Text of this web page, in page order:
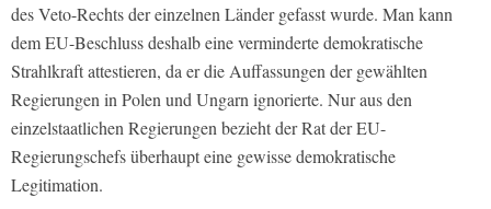
des Veto-Rechts der einzelnen Länder gefasst wurde. Man kann
dem EU-Beschluss deshalb eine verminderte demokratische
Strahlkraft attestieren, da er die Auffassungen der gewählten
Regierungen in Polen und Ungarn ignorierte. Nur aus den
einzelstaatlichen Regierungen bezieht der Rat der EU-
Regierungschefs überhaupt eine gewisse demokratische
Legitimation.